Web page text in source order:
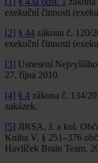
exekuční činnosti
[2] § 44 zákona č. 120/
exekuční činnosti
[3] Usnesení
27. října 2010.
[4] § 4 zákona č. 134/
zakázek.
[5] JIRSA, J. a kol.
Kniha V. § 251–376
Havlíček Brain Team,